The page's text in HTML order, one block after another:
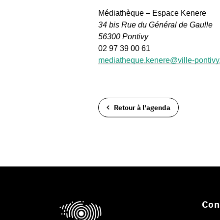
Médiathèque – Espace Kenere
34 bis Rue du Général de Gaulle
56300 Pontivy
02 97 39 00 61
mediatheque.kenere@ville-
Retour à l'agenda